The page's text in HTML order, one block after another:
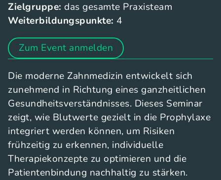
Zielgruppe: das gesamte Praxisteam
Weiterbildungspunkte: 4
Zum Event anmelden
Die moderne Zahnmedizin entwickelt sich
zunehmend in Richtung eines ganzheitlichen
Gesundheitsverständnisses. Dieses Seminar
zeigt, wie Blutwerte gezielt in die Prophylaxe
integriert werden können, um Risiken
frühzeitig zu erkennen, individuelle
Therapiekonzepte zu optimieren und die
Patientenbindung nachhaltig zu stärken.